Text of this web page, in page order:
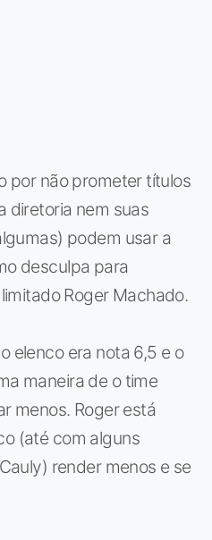
por não prometer títulos
diretoria nem suas
podem usar a
desculpa para
Roger Machado.
elenco era nota 6,5 e o
maneira de o time
menos. Roger está
(até com alguns
render menos e se